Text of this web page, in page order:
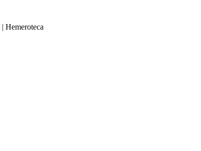
| Hemeroteca